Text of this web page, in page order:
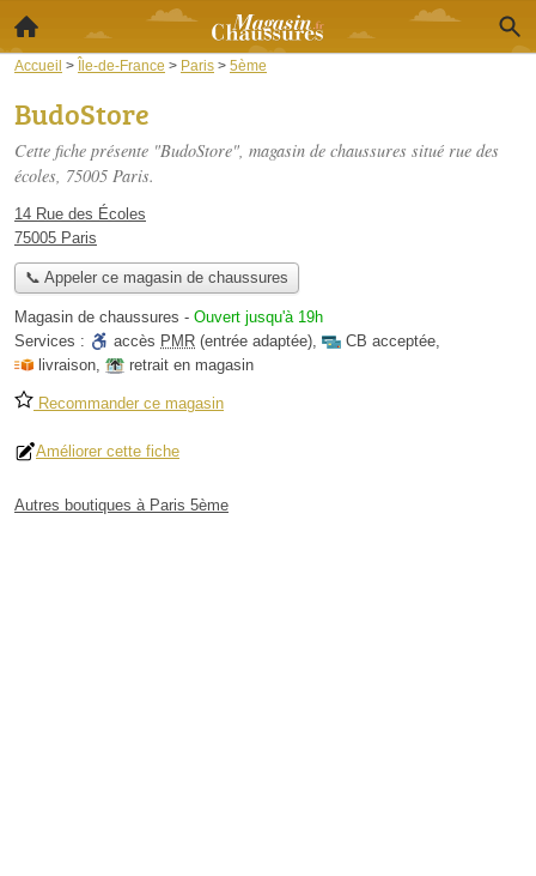
Accueil > Île-de-France > Paris > 5ème
BudoStore
Cette fiche présente "BudoStore", magasin de chaussures situé rue des
écoles, 75005 Paris.
14 Rue des Écoles
75005 Paris
📞 Appeler ce magasin de chaussures
Magasin de chaussures - Ouvert jusqu'à 19h
Services :
accès PMR (entrée adaptée), CB acceptée,
livraison, retrait en magasin
Recommander ce magasin
Améliorer cette fiche
Autres boutiques à Paris 5ème